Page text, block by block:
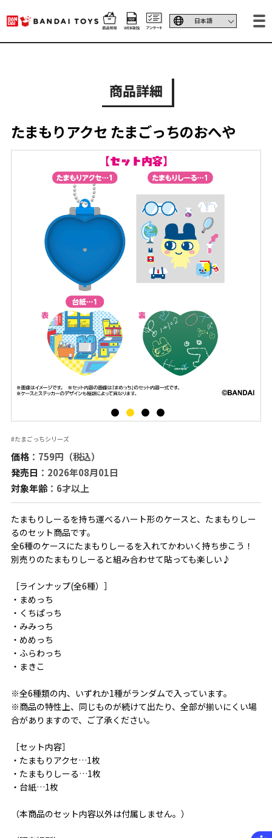
商品詳細
たまもりアクセ たまごっちのおへや
#たまごっちシリーズ
価格：759円（税込）
発売日 ：2026年08月01日
対象年齢：6才以上
たまもりしーるを持ち運べるハート形のケースと、たまもりしー
るのセット商品です。
全6種のケースにたまもりしーるを入れてかわいく持ち歩こう！
別売りのたまもりしーると組み合わせて貼っても楽しい♪
［ラインナップ(全6種）］
・まめっち
・くちぱっち
・みみっち
・めめっち
・ふらわっち
・まきこ
※全6種類の内、いずれか1種がランダムで入っています。
※商品の特性上、同じものが続けて出たり、全部が揃いにくい場
合がありますので、ご了承ください。
［セット内容］
・たまもりアクセ…1枚
・たまもりしーる…1枚
・台紙…1枚
（本商品のセット内容以外は付属しません。）